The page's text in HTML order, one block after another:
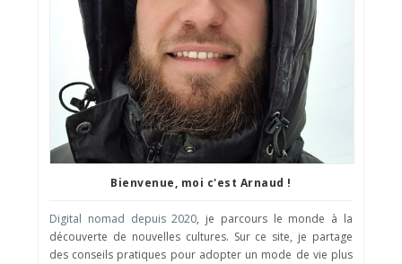
Bienvenue, moi c'est Arnaud !
Digital nomad depuis 2020, je parcours le monde à la
découverte de nouvelles cultures. Sur ce site, je partage
des conseils pratiques pour adopter un mode de vie plus